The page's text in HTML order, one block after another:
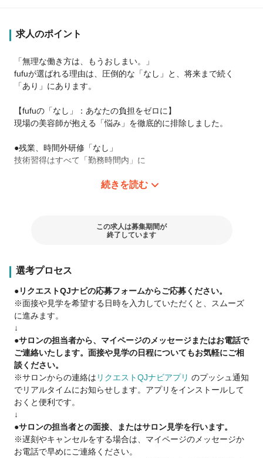
求人のポイント
「無理な働き方は、もうおしまい。」
fufuが選ばれる理由は、圧倒的な「なし」と、将来まで続く
「あり」にあります。
【fufuの「なし」：あなたの負担をゼロに】
現場の美容師が抱える「悩み」を徹底的に排除しました。
●残業、時間外研修「なし」
技術習得はすべて「勤務時間内」に
●数字に追われるストレス「なし」
●複雑なメニュー「なし」
めます
【fufuの「あり」：安心とキャリアを両立】
全国展開しているfufuならではの仕組みが、あなたの再挑戦を
バックアップ
●ライフステージの変化への理解「あり」
産休育休取得者は計100名以上
子育てと両立しながら働くスタッフ多数在籍
●手厚いフォロー体制「あり」
専属トレーナーによる実技研修、講義動画等、好きな時に学べ
る環境
入社者の45%がブランクありですが、半年以内に80%が昇給し
ています
続きを読む
この求人は募集期間が
終了しています
選考プロセス
●リクエストQJナビの応募フォームからご応募ください。
※面接や見学を希望する日時を入力していただくと、スムーズ
に進みます。
↓
●サロンの担当者から、マイページのメッセージまたはお電話で
ご連絡いたします。面接や見学の日程についてもお気軽にご相
談ください。
※サロンからの連絡は リクエストQJナビアプリ のプッシュ通知
でリアルタイムにお知らせします。アプリをインストールして
おくと便利です。
↓
●サロンの担当者との面接、またはサロン見学を行います。
※遅刻やキャンセルをする場合は、マイページのメッセージか
お電話で早めにご連絡ください。